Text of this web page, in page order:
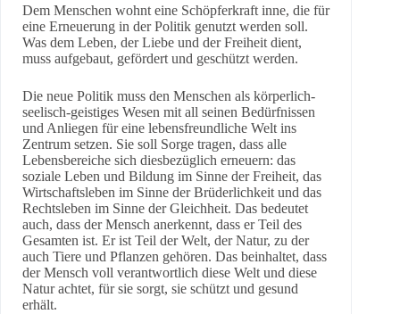
Dem Menschen wohnt eine Schöpferkraft inne, die für
eine Erneuerung in der Politik genutzt werden soll.
Was dem Leben, der Liebe und der Freiheit dient,
muss aufgebaut, gefördert und geschützt werden.
Die neue Politik muss den Menschen als körperlich-
seelisch-geistiges Wesen mit all seinen Bedürfnissen
und Anliegen für eine lebensfreundliche Welt ins
Zentrum setzen. Sie soll Sorge tragen, dass alle
Lebensbereiche sich diesbezüglich erneuern: das
soziale Leben und Bildung im Sinne der Freiheit, das
Wirtschaftsleben im Sinne der Brüderlichkeit und das
Rechtsleben im Sinne der Gleichheit. Das bedeutet
auch, dass der Mensch anerkennt, dass er Teil des
Gesamten ist. Er ist Teil der Welt, der Natur, zu der
auch Tiere und Pflanzen gehören. Das beinhaltet, dass
der Mensch voll verantwortlich diese Welt und diese
Natur achtet, für sie sorgt, sie schützt und gesund
erhält.